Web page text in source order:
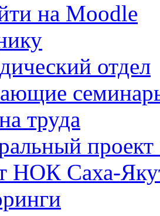
на Moodle
отдел
труда
НОК Саха-